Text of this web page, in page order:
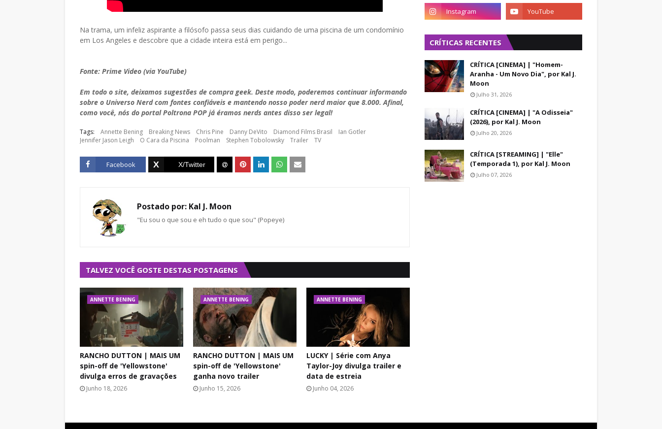
Na trama, um infeliz aspirante a filósofo passa seus dias cuidando de uma piscina de um condomínio
em Los Angeles e descobre que a cidade inteira está em perigo...
Fonte: Prime Video (via YouTube)
Em todo o site, deixamos sugestões de compra geek. Deste modo, poderemos continuar informando
sobre o Universo Nerd com fontes confiáveis e mantendo nosso poder nerd maior que 8.000. Afinal,
como você, nós do portal Poltrona POP já éramos nerds antes disso ser legal!
Tags: Annette Bening Breaking News Chris Pine Danny DeVito Diamond Films Brasil
Ian Gotler
Jennifer Jason Leigh
O Cara da Piscina Poolman Stephen Tobolowsky Trailer TV
Facebook
Postado por: Kal J. Moon
"Eu sou o que sou e eh tudo o que sou" (Popeye)
TALVEZ VOCÊ GOSTE DESTAS POSTAGENS
ANNETTE BENING
RANCHO DUTTON | MAIS UM
spin-off de 'Yellowstone'
divulga erros de gravações
Junho 18, 2026
ANNETTE BENING
RANCHO DUTTON | MAIS UM
spin-off de 'Yellowstone'
ganha novo trailer
Junho 15, 2026
ANNETTE BENING
LUCKY | Série com Anya
Taylor-Joy divulga trailer e
data de estreia
Junho 04, 2026
CRÍTICAS RECENTES
CRÍTICA [CINEMA] | "Homem-
Aranha - Um Novo Dia", por Kal J.
Moon
Julho 31, 2026
CRÍTICA [CINEMA] | "A Odisseia"
(2026), por Kal J. Moon
Julho 20, 2026
CRÍTICA [STREAMING] | "Elle"
(Temporada 1), por Kal J. Moon
Julho 07, 2026